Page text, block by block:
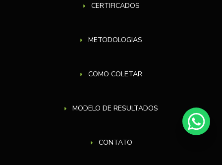
CERTIFICADOS
METODOLOGIAS
COMO COLETAR
MODELO DE RESULTADOS
CONTATO